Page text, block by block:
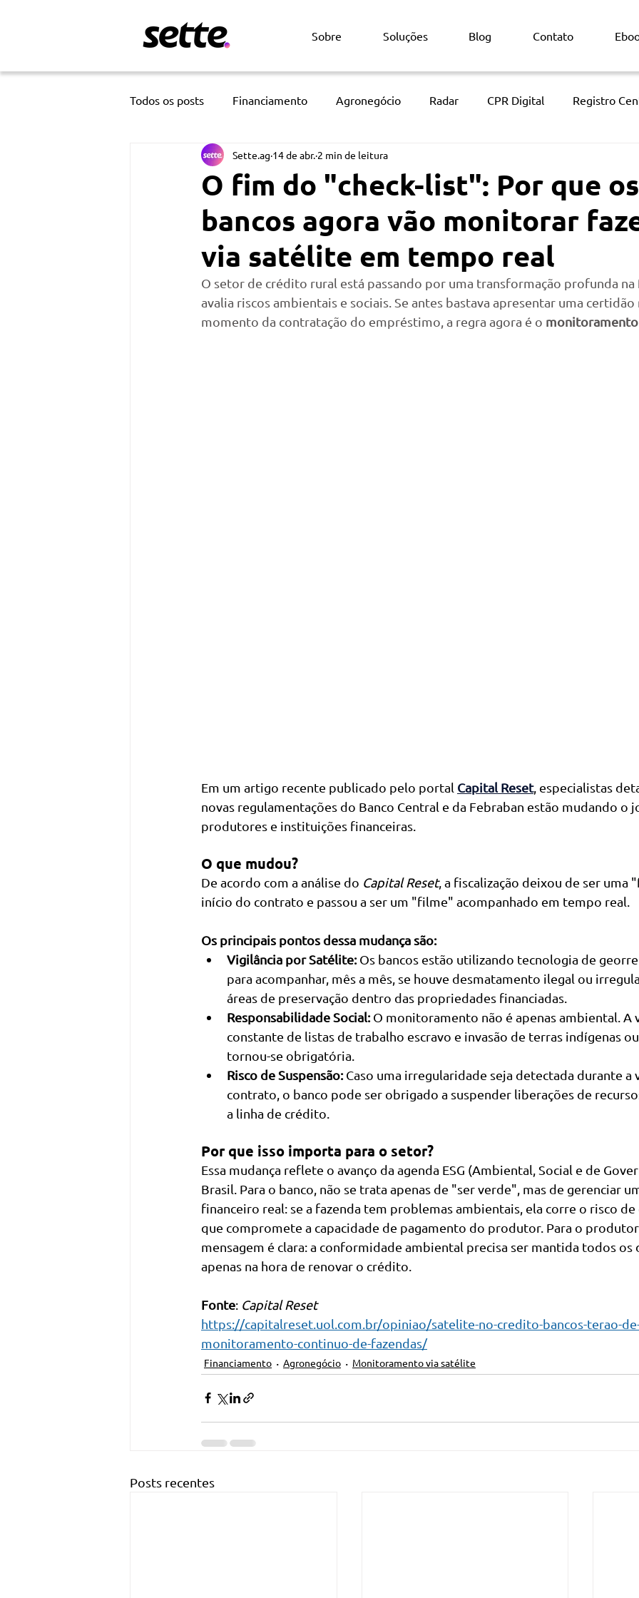
Sobre Soluções Blog Contato
Todos os posts Financiamento Agronegócio Radar CPR Digital Registro
Tecnologia Inteligência Artificial Monitoramento via satélite
O fim do "check-list": Por que os
bancos agora vão monitorar
via satélite em tempo real
Sette.ag 14 de abr. 2 min de leitura
O setor de crédito rural está passando por uma transformação profunda
avalia riscos ambientais e sociais. Se antes bastava apresentar uma certidão
momento da contratação do empréstimo, a regra agora é o
Em um artigo recente publicado pelo portal Capital Reset, especialistas
novas regulamentações do Banco Central e da Febraban estão mudando o
produtores e instituições financeiras.
O que mudou?
De acordo com a análise do Capital Reset, a fiscalização deixou de ser uma
início do contrato e passou a ser um "filme" acompanhado em tempo real.
Os principais pontos dessa mudança são:
Vigilância por Satélite: Os bancos estão utilizando tecnologia de
para acompanhar, mês a mês, se houve desmatamento ilegal ou
áreas de preservação dentro das propriedades financiadas.
Responsabilidade Social: O monitoramento não é apenas ambiental. A
constante de listas de trabalho escravo e invasão de terras indígenas
tornou-se obrigatória.
Risco de Suspensão: Caso uma irregularidade seja detectada durante a
contrato, o banco pode ser obrigado a suspender liberações de
a linha de crédito.
Por que isso importa para o setor?
Essa mudança reflete o avanço da agenda ESG (Ambiental, Social e de
Brasil. Para o banco, não se trata apenas de "ser verde", mas de gerenciar
financeiro real: se a fazenda tem problemas ambientais, ela corre o risco
que compromete a capacidade de pagamento do produtor. Para o
mensagem é clara: a conformidade ambiental precisa ser mantida todos os
apenas na hora de renovar o crédito.
Fonte: Capital Reset
https://capitalreset.uol.com.br/opiniao/satelite-no-credito-bancos-terao-
monitoramento-continuo-de-fazendas/
Financiamento Agronegócio Monitoramento via satélite
Posts recentes